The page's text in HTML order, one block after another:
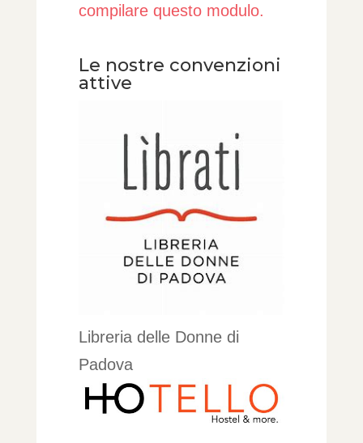
compilare questo modulo.
Le nostre convenzioni
attive
Libreria delle Donne di
Padova